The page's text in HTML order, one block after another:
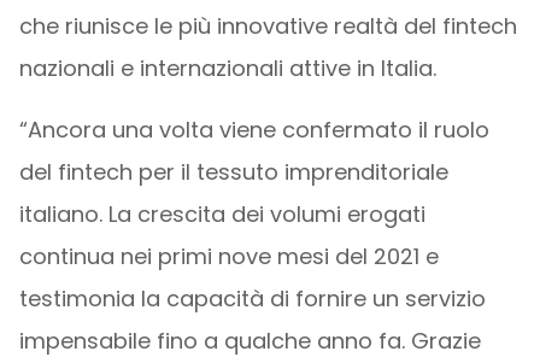
che riunisce le più innovative realtà del fintech
nazionali e internazionali attive in Italia.
“Ancora una volta viene confermato il ruolo
del fintech per il tessuto imprenditoriale
italiano. La crescita dei volumi erogati
continua nei primi nove mesi del 2021 e
testimonia la capacità di fornire un servizio
impensabile fino a qualche anno fa. Grazie